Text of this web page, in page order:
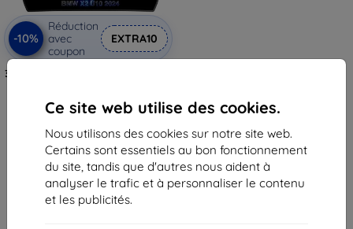
Ce site web utilise des cookies.
Nous utilisons des cookies sur notre site web.
Certains sont essentiels au bon fonctionnement
du site, tandis que d'autres nous aident à
analyser le trafic et à personnaliser le contenu
et les publicités.
-10%
Réduction
avec
coupon
EXTRA10
3mk TechWrap Film de Protection
48,90 €
44,02 €
En stock > 5 pièces